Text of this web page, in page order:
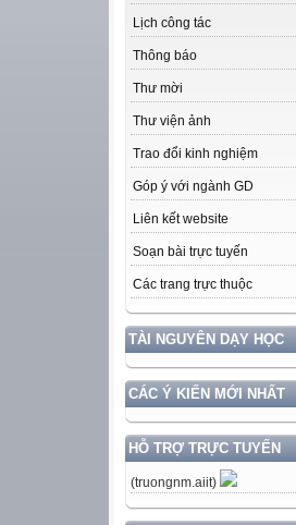
Lịch công tác
Thông báo
Thư mời
Thư viện ảnh
Trao đổi kinh nghiệm
Góp ý với ngành GD
Liên kết website
Soạn bài trực tuyến
Các trang trực thuộc
TÀI NGUYÊN DẠY HỌC
CÁC Ý KIẾN MỚI NHẤT
HỖ TRỢ TRỰC TUYẾN
(truongnm.aiit)